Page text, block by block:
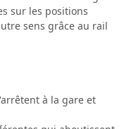
sur les positions
sens grâce au rail
à la gare et